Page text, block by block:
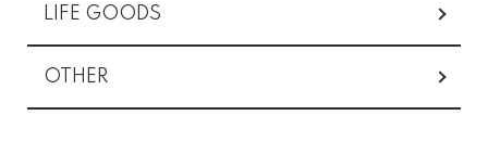
LIFE GOODS
OTHER